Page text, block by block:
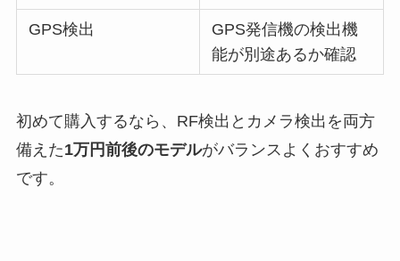
GPS検出
GPS発信機の検出機
能が別途あるか確認
初めて購入するなら、RF検出とカメラ検出を両方
備えた1万円前後のモデルがバランスよくおすすめ
です。